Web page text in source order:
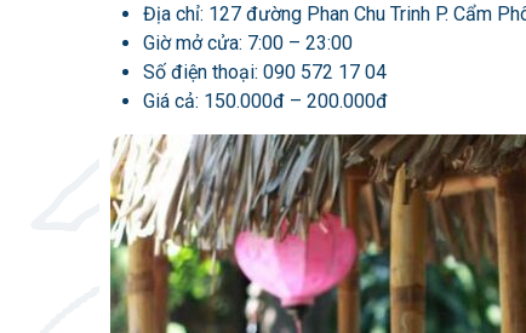
Địa chỉ: 127 đường Phan Chu Trinh P. Cẩm
Giờ mở cửa: 7:00 – 23:00
Số điện thoại:090 572 17 04
Giá cả: 150.000đ – 200.000đ